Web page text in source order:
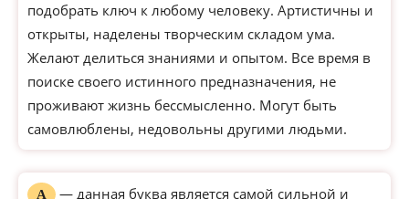
подобрать ключ к любому человеку. Артистичны и
открыты, наделены творческим складом ума.
Желают делиться знаниями и опытом. Все время в
поиске своего истинного предназначения, не
проживают жизнь бессмысленно. Могут быть
самовлюблены, недовольны другими людьми.
А
— данная буква является самой сильной и